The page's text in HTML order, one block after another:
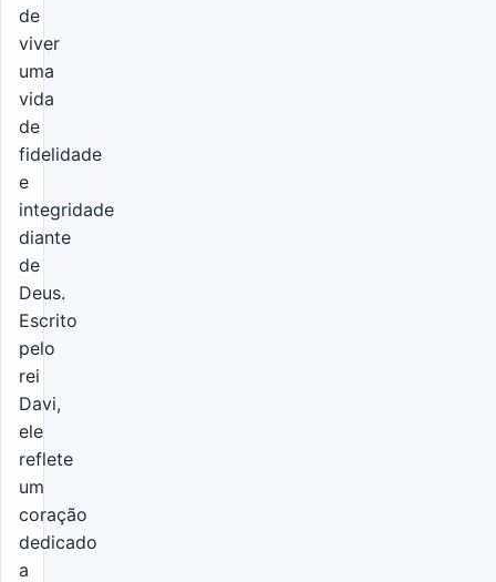
de
viver
uma
vida
de
fidelidade
e
integridade
diante
de
Deus.
Escrito
pelo
rei
Davi,
ele
reflete
um
coração
dedicado
a